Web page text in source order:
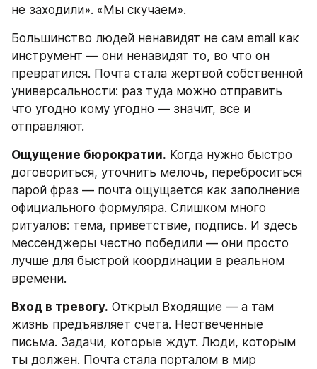
не заходили». «Мы скучаем».
Большинство людей ненавидят не сам email как
инструмент — они ненавидят то, во что он
превратился. Почта стала жертвой собственной
универсальности: раз туда можно отправить
что угодно кому угодно — значит, все и
отправляют.
Ощущение бюрократии. Когда нужно быстро
договориться, уточнить мелочь, переброситься
парой фраз — почта ощущается как заполнение
официального формуляра. Слишком много
ритуалов: тема, приветствие, подпись. И здесь
мессенджеры честно победили — они просто
лучше для быстрой координации в реальном
времени.
Вход в тревогу. Открыл Входящие — а там
жизнь предъявляет счета. Неотвеченные
письма. Задачи, которые ждут. Люди, которым
ты должен. Почта стала порталом в мир